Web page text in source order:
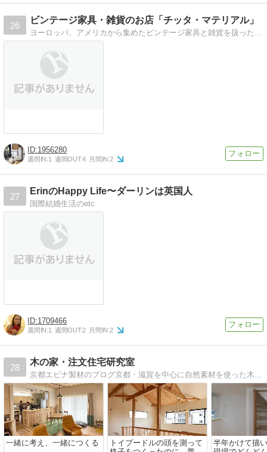
26
ビンテージ家具・雑貨のお店「チッタ・マテリアル」
1956280
週間IN:1 週間OUT:4 月間IN:2
27
ErinのHappy Life〜ダーリンは英国人
国際結婚生活のetc
1709466
週間IN:1 週間OUT:2 月間IN:2
28
木の家・注文住宅研究室
一緒に考え、一緒につくる
トイプードルの頭を測って
半年かけて描